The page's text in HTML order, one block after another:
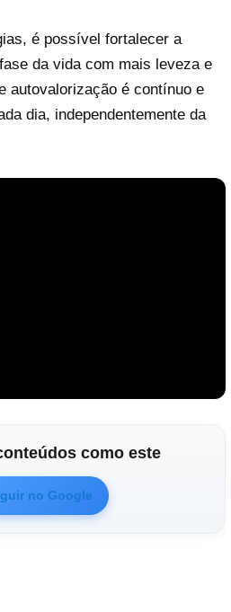
é possível fortalecer a
da vida com mais leveza e
autovalorização é contínuo e
dia, independentemente da
como este
no Google